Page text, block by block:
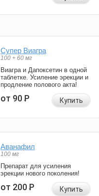
Супер Виагра
100 + 60 мг
Виагра и Дапоксетин в одной
таблетке. Усиление эрекции и
продление полового акта!
от 90Р Купить
Аванафил
100 мг
Препарат для усиления
эрекции нового поколения!
от 200Р Купить